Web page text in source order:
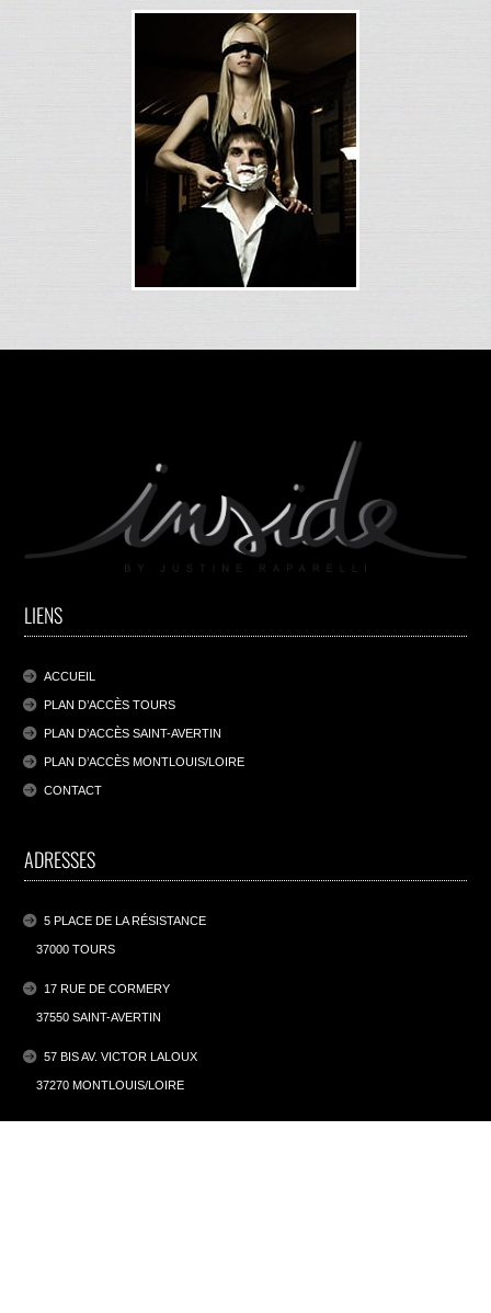
LIENS
ACCUEIL
PLAN D’ACCÈS TOURS
PLAN D’ACCÈS SAINT-AVERTIN
PLAN D’ACCÈS MONTLOUIS/LOIRE
CONTACT
ADRESSES
5 PLACE DE LA RÉSISTANCE
37000 TOURS
17 RUE DE CORMERY
37550 SAINT-AVERTIN
57 BIS AV. VICTOR LALOUX
37270 MONTLOUIS/LOIRE